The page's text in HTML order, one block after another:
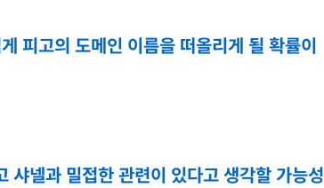
피고의 도메인 이름을 떠올리게 될 확률이
넬과 밀접한 관련이 있다고 생각할 가능성